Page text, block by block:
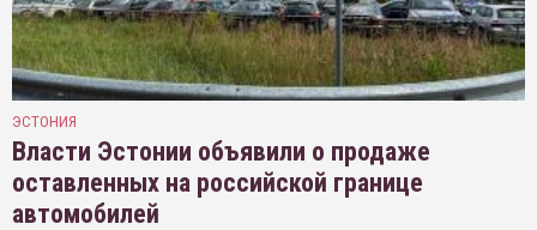
ЭСТОНИЯ
Власти Эстонии объявили о продаже
оставленных на российской границе
автомобилей